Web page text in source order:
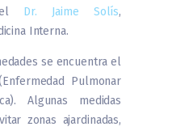
el Dr. Jaime Solís,
Interna.
se encuentra el
Pulmonar
Algunas medidas
zonas ajardinadas,